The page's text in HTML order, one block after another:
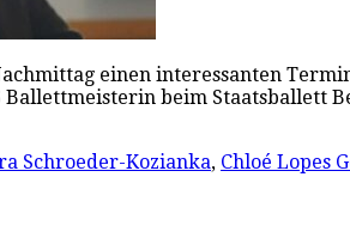
einen interessanten
beim Staatsballett
Schroeder-Kozianka, Chloé Lopes